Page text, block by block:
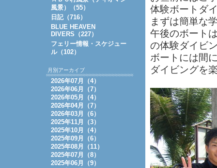
体験ボートダ
まずは簡単な
午後のボート
の体験ダイビ
ボートには間
ダイビングを
風景）（55）
日記（716）
BLUE HEAVEN
DIVERS（227）
フェリー情報・スケジュー
ル（102）
月別アーカイブ
2026年07月（4）
2026年06月（7）
2026年05月（4）
2026年04月（7）
2026年03月（6）
2025年11月（3）
2025年10月（4）
2025年09月（6）
2025年08月（11）
2025年07月（8）
2025年06月（9）